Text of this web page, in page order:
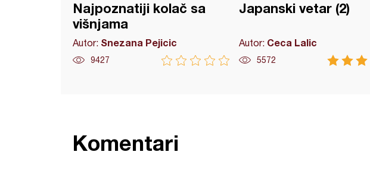
Najpoznatiji kolač sa
višnjama
Autor: Snezana Pejicic
9427
Japanski vetar (2)
Autor: Ceca Lalic
5572
Komentari